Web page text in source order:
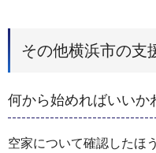
その他横浜市の支
何から始めればいい
空家について確認したほ